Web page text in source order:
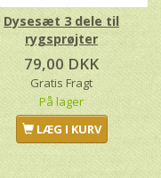
Dysesæt 3 dele til
rygsprøjter
79,00 DKK
Gratis Fragt
På lager
LÆG I KURV